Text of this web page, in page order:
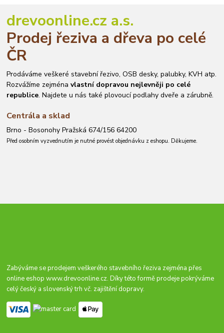
drevoonline.cz a.s.
Prodej řeziva a dřeva po celé
ČR
Prodáváme veškeré stavební řezivo, OSB desky, palubky, KVH atp.
Rozvážíme zejménavlastní dopravou nejlevněji po celé
republice. Najdete u nás také plovoucí podlahy dveře a zárubně.
Centrála a sklad
Brno - Bosonohy Pražská 674/156 64200
Před osobním vyzvednutím je nutné provést objednávku z eshopu. Děkujeme.
Zabýváme se prodejem veškerého stavebního řeziva zejména přes
online eshopwww.drevoonline.cz. Díky této formě prodeje pokrýváme
celý český a slovenský trh vč. zajištění dopravy.